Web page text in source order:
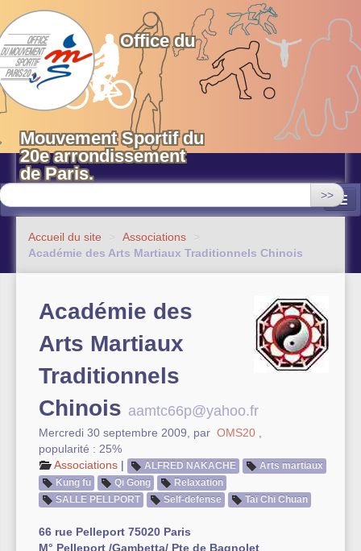
OMS 20 Paris
Office du
Mouvement Sportif du
20e arrondissement
de Paris.
>>
Equipements sportifs municipaux
Evénements
Actualités
Autre équipement sportif
Actualités des associations
Accueil du site > Associations
>
Académie des Arts Martiaux Traditionnels Chinois
Académie des
Arts Martiaux
Traditionnels
Chinois aamtc66p@yahoo.fr
Mercredi 30 septembre 2009 par OMS20
popularité : 25%
Associations | ALFRED NAKACHE
Arts martiaux
Kung fu
Qi Gong
Relaxation
SALLE PELLPORT
Self-defense Taï Chi Chuan
66 rue Pelleport 75020 Paris
M° Pelleport /Gambetta/ Pte de Bagnolet